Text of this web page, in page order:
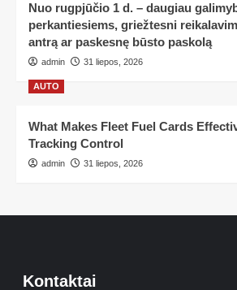
Nuo rugpjūčio 1 d. – daugiau
perkantiesiems, griežtesni
antrą ar paskesnę būsto paskolą
admin 31 liepos, 2026
AUTO
What Makes Fleet Fuel Cards
Tracking Control
admin 31 liepos, 2026
Kontaktai